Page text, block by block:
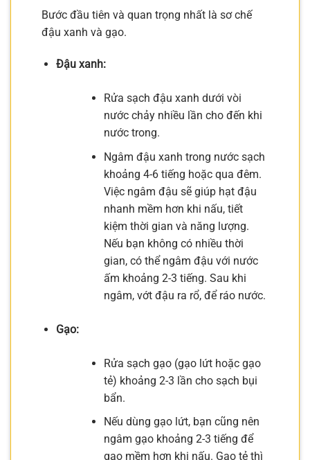
Bước đầu tiên và quan trọng nhất là sơ chế
đậu xanh và gạo.
Đậu xanh:
Rửa sạch đậu xanh dưới vòi
nước chảy nhiều lần cho đến khi
nước trong.
Ngâm đậu xanh trong nước sạch
khoảng 4-6 tiếng hoặc qua đêm.
Việc ngâm đậu sẽ giúp hạt đậu
nhanh mềm hơn khi nấu, tiết
kiệm thời gian và năng lượng.
Nếu bạn không có nhiều thời
gian, có thể ngâm đậu với nước
ấm khoảng 2-3 tiếng. Sau khi
ngâm, vớt đậu ra rổ, để ráo nước.
Gạo:
Rửa sạch gạo (gạo lứt hoặc gạo
tẻ) khoảng 2-3 lần cho sạch bụi
bẩn.
Nếu dùng gạo lứt, bạn cũng nên
ngâm gạo khoảng 2-3 tiếng để
gạo mềm hơn khi nấu. Gạo tẻ thì